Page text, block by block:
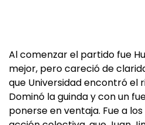
Al comenzar el partido fue
mejor, pero careció de
que Universidad encontró el
Dominó la guinda y con un
ponerse en ventaja. Fue a